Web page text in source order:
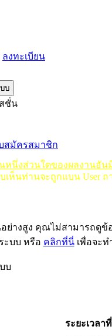
ลงทะเบียน
ชั่น
สมัครสมาชิก
หนึ่งส่วนใดของผลงานอัน
ห็นท่านจะถูกแบน User ถ
ย่างสูง คุณไม่สามารถดู
ะบบ หรือ คลิกที่นี่เพื่อจะท
บ
ระยะเวลา